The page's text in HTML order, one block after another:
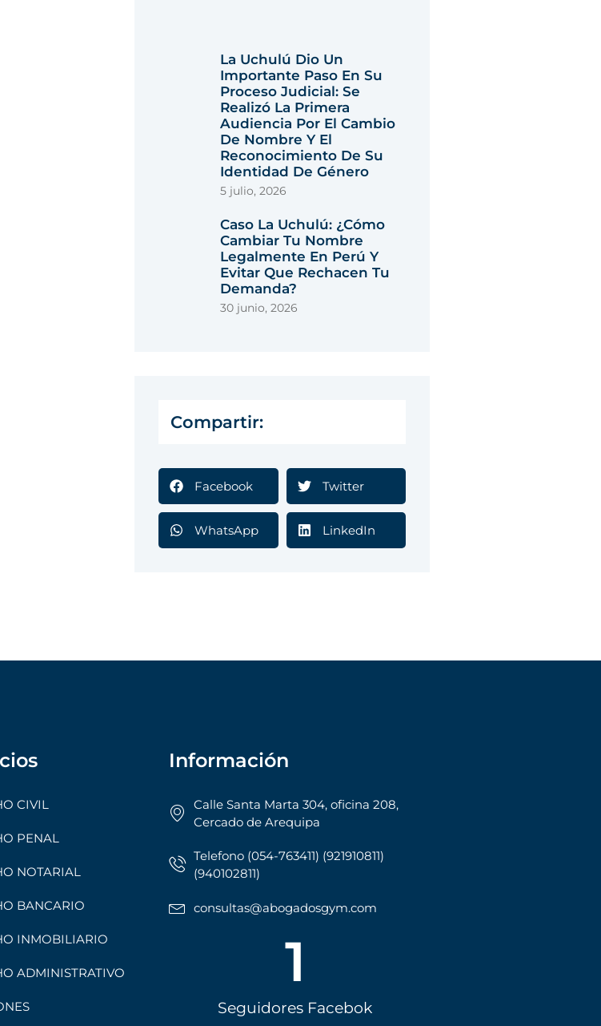
La Uchulú Dio Un
Importante Paso En Su
Proceso Judicial: Se
Realizó La Primera
Audiencia Por El Cambio
De Nombre Y El
Reconocimiento De Su
Identidad De Género
5 julio, 2026
Caso La Uchulú: ¿cómo
Cambiar Tu Nombre
Legalmente En Perú Y
Evitar Que Rechacen Tu
Demanda?
30 junio, 2026
Compartir:
Facebook Twitter
WhatsApp LinkedIn
CIVIL
PENAL
NOTARIAL
BANCARIO
INMOBILIARIO
ADMINISTRATIVO
Información
Calle Santa Marta 304, oficina 208,
Cercado de Arequipa
Telefono (054-763411) (921910811)
(940102811)
consultas@abogadosgym.com
Seguidores Facebok
1